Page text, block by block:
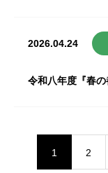
2026.04.24
令和八年度『春
1 2